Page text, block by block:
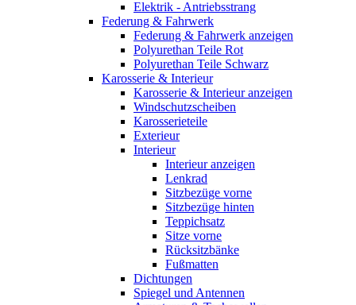
Elektrik - Antriebsstrang
Federung & Fahrwerk
Federung & Fahrwerk anzeigen
Polyurethan Teile Rot
Polyurethan Teile Schwarz
Karosserie & Interieur
Karosserie & Interieur anzeigen
Windschutzscheiben
Karosserieteile
Exterieur
Interieur
Interieur anzeigen
Lenkrad
Sitzbezüge vorne
Sitzbezüge hinten
Teppichsatz
Sitze vorne
Rücksitzbänke
Fußmatten
Dichtungen
Spiegel und Antennen